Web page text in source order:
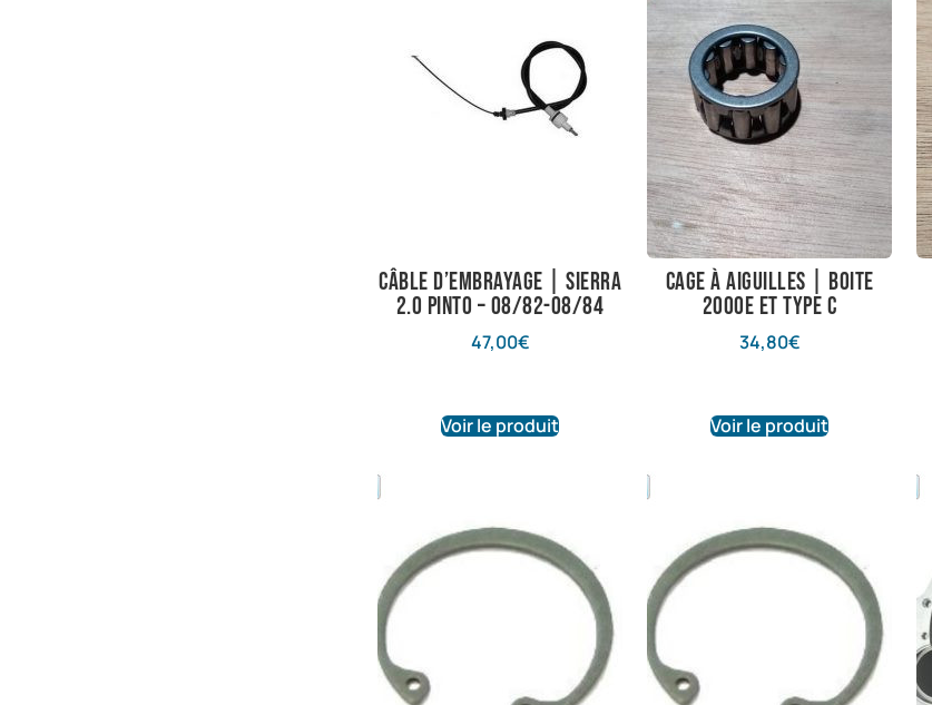
Câble d’embrayage | Sierra
2.0 Pinto – 08/82-08/84
47,00€
Voir le produit
Cage à aiguilles | Boite
2000E et Type C
34,80€
Voir le produit